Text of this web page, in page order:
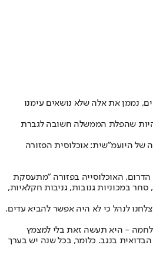
נממן את אלה שלא נושאים עימנו
שהפלת הממשלה חשובה לגברת
היועמ"שית: אוכלוסית הפזורה
הדרום, האוכלוסייה בפזורה "מתעסקת
במכוניות גנובות, גניבות חקלאיות,
לנהל כי לא היה אפשר להביא עדים.
- היא תעשה זאת בלי למצמץ
הבדואית בנגב. כלומר, בכל שנה יש בערך